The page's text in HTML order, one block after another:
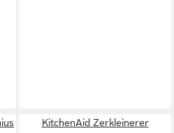
KitchenAid Zerkleinerer